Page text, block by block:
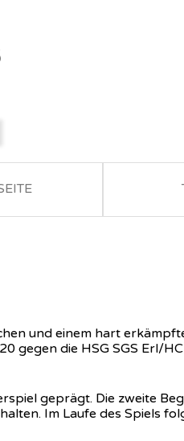
und einem hart
die HSG SGS Erl/
geprägt. Die zweite
Im Laufe des Spiels